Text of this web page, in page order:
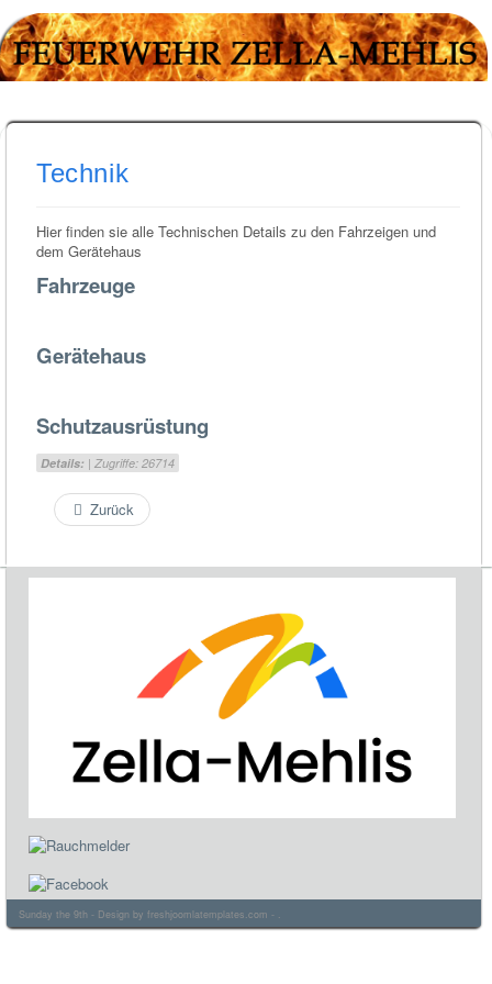
Technik
Hier finden sie alle Technischen Details zu den Fahrzeigen und
dem Gerätehaus
Fahrzeuge
Gerätehaus
Schutzausrüstung
Details: | Zugriffe: 26714
Zurück
Sunday the 9th - Design by freshjoomlatemplates.com - .